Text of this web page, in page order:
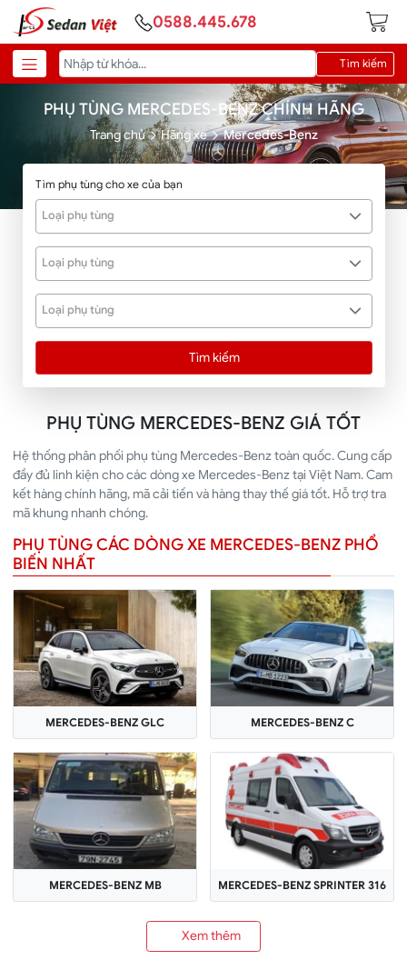
0588.445.678
Tìm kiếm
PHỤ TÙNG MERCEDES-BENZ CHÍNH HÃNG
Trang chủ Hãng xe Mercedes-Benz
Tìm phụ tùng cho xe của bạn
Loại phụ tùng
Loại phụ tùng
Loại phụ tùng
Tìm kiếm
PHỤ TÙNG MERCEDES-BENZ GIÁ TỐT
Hệ thống phân phối phụ tùng Mercedes-Benz toàn quốc. Cung cấp
đầy đủ linh kiện cho các dòng xe Mercedes-Benz tại Việt Nam. Cam
kết hàng chính hãng, mã cải tiến và hàng thay thế giá tốt. Hỗ trợ tra
mã khung nhanh chóng.
PHỤ TÙNG CÁC DÒNG XE MERCEDES-BENZ PHỔ
BIẾN NHẤT
MERCEDES-BENZ GLC MERCEDES-BENZ C
MERCEDES-BENZ MB MERCEDES-BENZ SPRINTER 316
Xem thêm